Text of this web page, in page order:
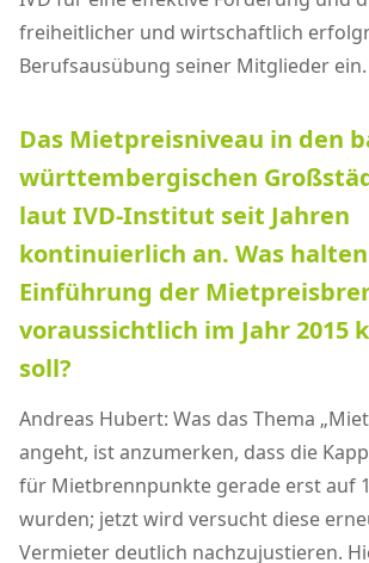
freiheitlicher und wirtschaftlich
Berufsausübung seiner Mitglieder ein.
Das Mietpreisniveau in den
württembergischen
laut IVD-Institut seit Jahren
kontinuierlich an. Was
Einführung der
voraussichtlich im Jahr 2015
soll?
Andreas Hubert: Was das Thema
angeht, ist anzumerken, dass die
für Mietbrennpunkte gerade erst auf
wurden; jetzt wird versucht diese
Vermieter deutlich nachzujustieren.